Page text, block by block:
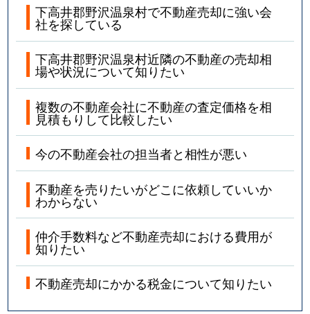
下高井郡野沢温泉村で不動産売却に強い会
社を探している
下高井郡野沢温泉村近隣の不動産の売却相
場や状況について知りたい
複数の不動産会社に不動産の査定価格を相
見積もりして比較したい
今の不動産会社の担当者と相性が悪い
不動産を売りたいがどこに依頼していいか
わからない
仲介手数料など不動産売却における費用が
知りたい
不動産売却にかかる税金について知りたい